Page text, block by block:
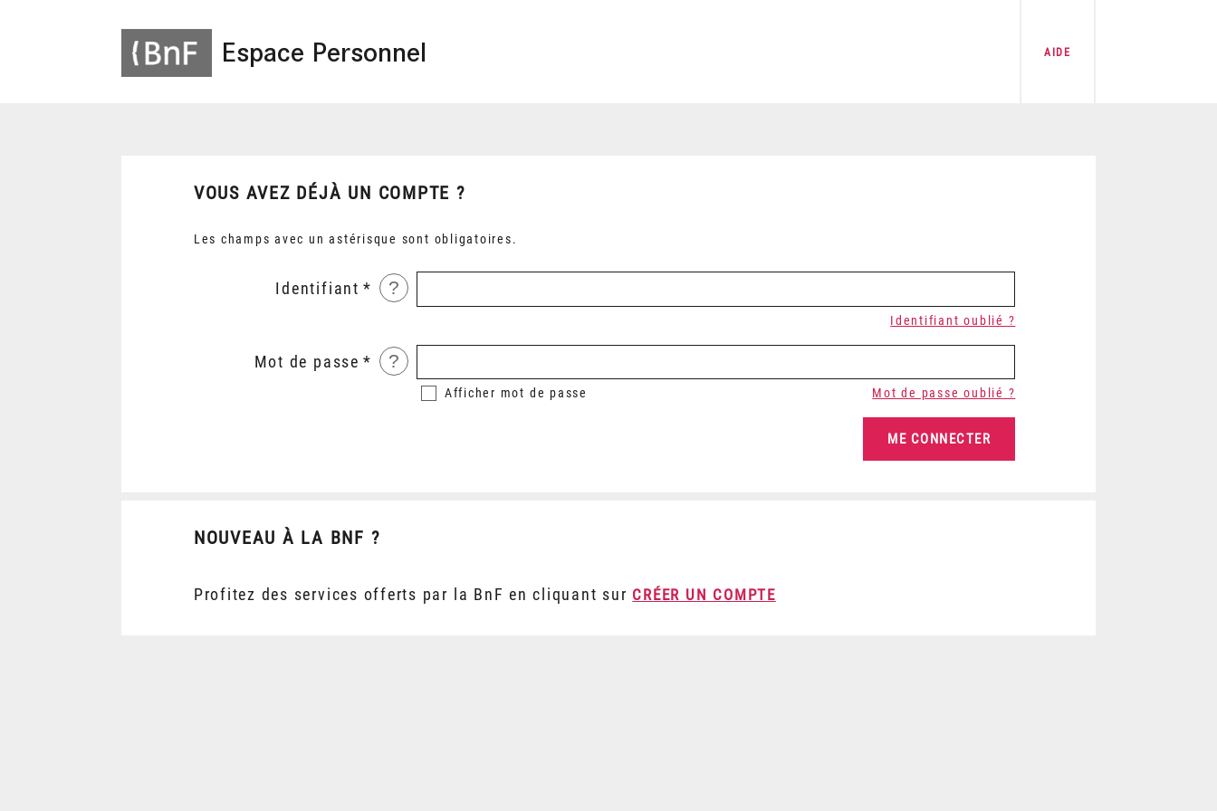
Espace Personnel AIDE
VOUS AVEZ DÉJÀ UN COMPTE ?
Les champs avec un astérisque sont obligatoires.
Identifiant ?
Identifiant oublié ?
Mot de passe ?
Afficher mot de passe Mot de passe oublié ?
NOUVEAU À LA BNF ?
Profitez des services offerts par la BnF en cliquant sur CRÉER UN COMPTE